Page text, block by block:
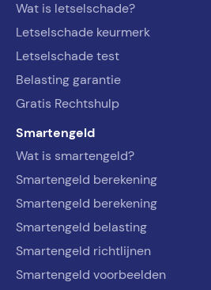
Wat is letselschade?
Letselschade keurmerk
Letselschade test
Belasting garantie
Gratis Rechtshulp
Smartengeld
Wat is smartengeld?
Smartengeld berekening
Smartengeld berekening
Smartengeld belasting
Smartengeld richtlijnen
Smartengeld voorbeelden